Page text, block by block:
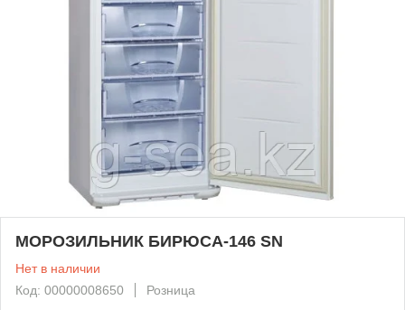
МОРОЗИЛЬНИК БИРЮСА-146 SN
Нет в наличии
Код: 00000008650
Розница